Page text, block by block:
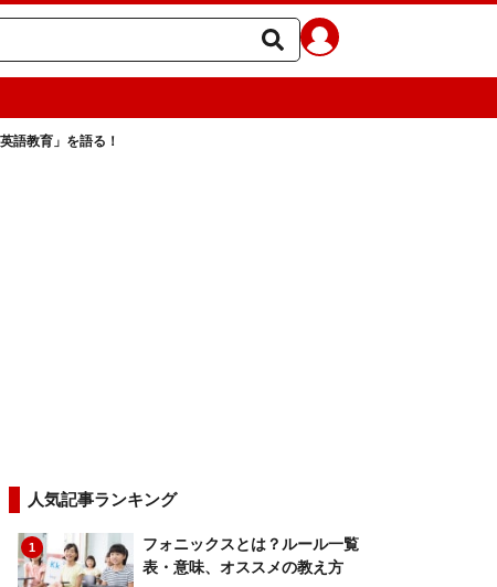
語教育」を語る！
人気記事ランキング
1
フォニックスとは？ルール一覧
表・意味、オススメの教え方